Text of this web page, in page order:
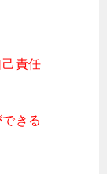
己責任
きる